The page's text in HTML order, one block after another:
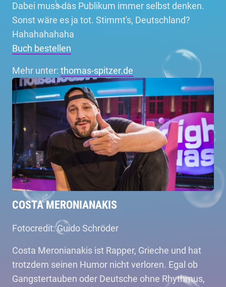
Dabei muss das Publikum immer selbst denken.
Sonst wäre es ja tot. Stimmt's, Deutschland?
Hahahahahaha
Buch bestellen
Mehr unter: thomas-spitzer.de
COSTA MERONIANAKIS
Fotocredit: Guido Schröder
Costa Meronianakis ist Rapper, Grieche und hat
trotzdem seinen Humor nicht verloren. Egal ob
Gangstertauben oder Deutsche ohne Rhythmus,